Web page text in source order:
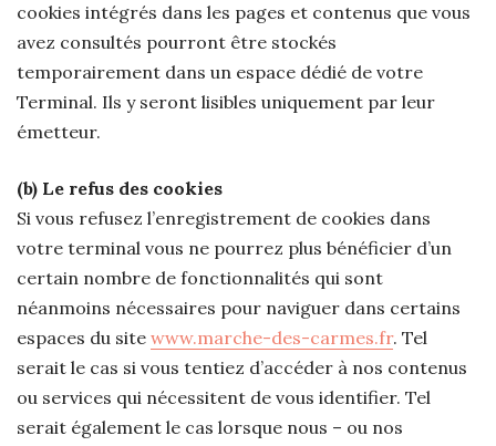
cookies intégrés dans les pages et contenus que vous
avez consultés pourront être stockés
temporairement dans un espace dédié de votre
Terminal. Ils y seront lisibles uniquement par leur
émetteur.
(b) Le refus des cookies
Si vous refusez l’enregistrement de cookies dans
votre terminal vous ne pourrez plus bénéficier d’un
certain nombre de fonctionnalités qui sont
néanmoins nécessaires pour naviguer dans certains
espaces du site www.marche-des-carmes.fr. Tel
serait le cas si vous tentiez d’accéder à nos contenus
ou services qui nécessitent de vous identifier. Tel
serait également le cas lorsque nous – ou nos